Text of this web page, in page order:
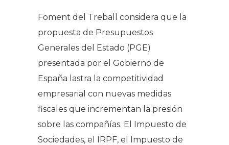
Foment del Treball considera que la
propuesta de Presupuestos
Generales del Estado (PGE)
presentada por el Gobierno de
España lastra la competitividad
empresarial con nuevas medidas
fiscales que incrementan la presión
sobre las compañías. El Impuesto de
Sociedades, el IRPF, el Impuesto de